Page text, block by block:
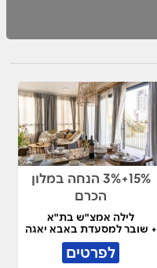
15%+3% הנחה במלון
הכרם
לילה אמצ"ש בת"א
+ שובר למסעדת באבא יאגה
לפרטים